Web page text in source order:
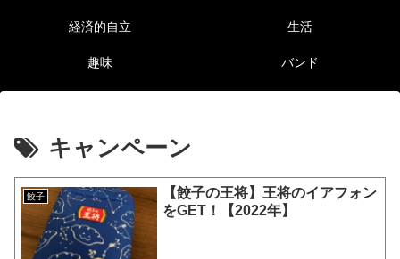
経済的自立 生活
趣味 バンド
キャンペーン
餃子
【餃子の王将】王将のイアフォン
をGET！【2022年】